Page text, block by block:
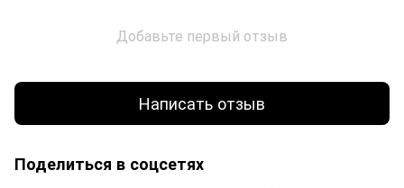
Добавьте первый отзыв
Написать отзыв
Поделиться в соцсетях